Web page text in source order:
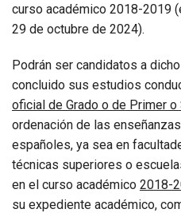
curso académico 2018-2019
29 de octubre de 2024).
Podrán ser candidatos a
concluido sus estudios
oficial de Grado o de Primer
ordenación de las
españoles, ya sea en
técnicas superiores o
en el curso académico 2018-
su expediente académico,